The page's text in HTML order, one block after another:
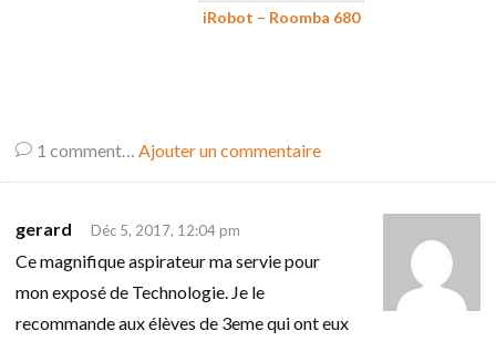
iRobot – Roomba 680
1 comment… Ajouter un commentaire
gerard Déc 5, 2017, 12:04 pm
Ce magnifique aspirateur ma servie pour
mon exposé de Technologie. Je le
recommande aux élèves de 3eme qui ont eux